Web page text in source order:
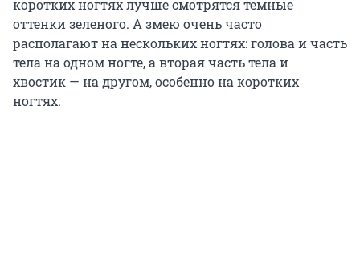
коротких ногтях лучше смотрятся темные
оттенки зеленого. А змею очень часто
располагают на нескольких ногтях: голова и часть
тела на одном ногте, а вторая часть тела и
хвостик — на другом, особенно на коротких
ногтях.